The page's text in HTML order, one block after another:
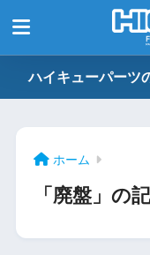
ハイキューパーツ
ホーム
「廃盤」の